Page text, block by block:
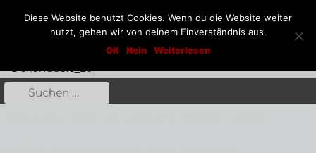
Inhalt
Dekohäusle_25
Kunst aus Stahl und Stein
Primäres
Suche
nach:
Diese Website benutzt Cookies. Wenn du die Website weiter
nutzt, gehen wir von deinem Einverständnis aus.
OK
Nein Weiterlesen